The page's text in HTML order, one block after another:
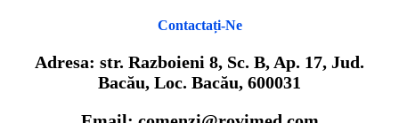
Contactați-Ne
Adresa: str. Razboieni 8, Sc. B, Ap. 17, Jud.
Bacău, Loc. Bacău, 600031